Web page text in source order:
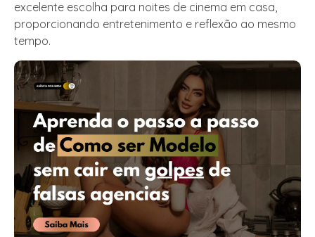
excelente escolha para noites de cinema em casa,
proporcionando entretenimento e reflexão ao mesmo
tempo.